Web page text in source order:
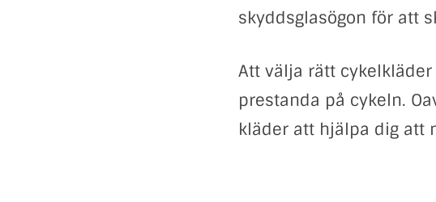
skyddsglasögon för att
Att välja rätt
prestanda på cykeln.
kläder att hjälpa dig att